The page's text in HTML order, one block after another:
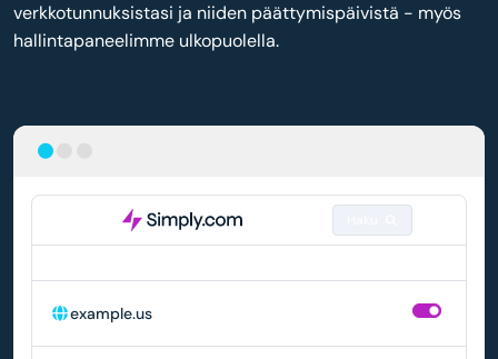
example.us
verkkotunnuksistasi ja niiden päättymispäivistä - myös
hallintapaneelimme ulkopuolella.